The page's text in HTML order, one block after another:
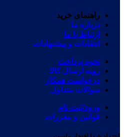
راهنمای خرید
درباره ما
ارتباط با ما
انتقادات و پیشنهادات
نحوه پرداخت
رویه ارسال کالا
درخواست همکار
سوالات متداول
ورود/ثبت نام
قوانین و مقررات